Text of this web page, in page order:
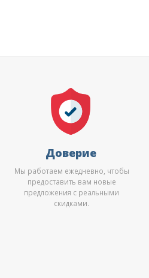
Доверие
Мы работаем ежедневно, чтобы
предоставить вам новые
предложения с реальными
скидками.